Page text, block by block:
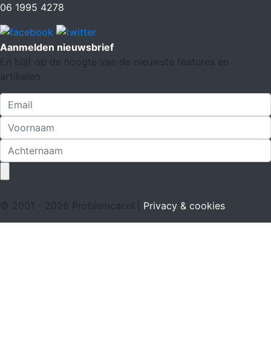
06 1995 4278
Aanmelden nieuwsbrief
En blijf op de hoogte van de nieuwste features en
artikelen
© 2001 - 2026 Problemcar.nl | Privacy & cookies